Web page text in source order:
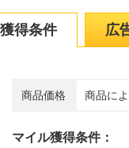
獲得条件 広
商品価格 商品に
マイル獲得条件：